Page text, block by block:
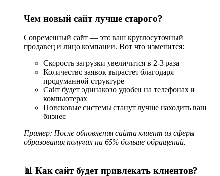
Сайт переносится на рабочий хостинг, подключается
предоставляется поддержка.
Технологии разработки сайтов
WordPress + WooCommerce— для корпоративных
сайтов и интернет-магазинов;
OpenCart— интернет-магазины среднего размера;
1C-Битрикс— корпоративные решения с интеграцией
уникальной логикой;
Интеграции — CRM, платёжные системы, ERP,
аналитика Google и Яндекс.
SEO-оптимизация сайта
Чем новый сайт лучше старого?
Современный сайт — это ваш круглосуточный
продавец и лицо компании. Вот что изменится:
Скорость загрузки увеличится в 2-3 раза
Количество заявок вырастет благодаря
продуманной структуре
Сайт будет одинаково удобен на телефонах и
компьютерах
Поисковые системы станут лучше находить ваш
бизнес
Пример: После обновления сайта клиент из сферы
образования получил на 65% больше обращений.
📊 Как сайт будет привлекать клиентов?